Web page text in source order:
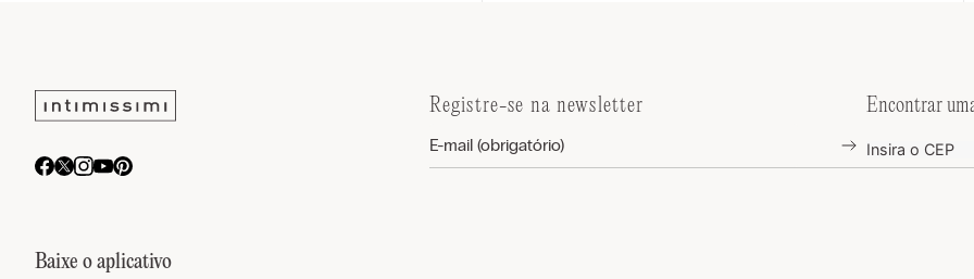
Baixe o aplicativo
Registre-se na newsletter Encontrar